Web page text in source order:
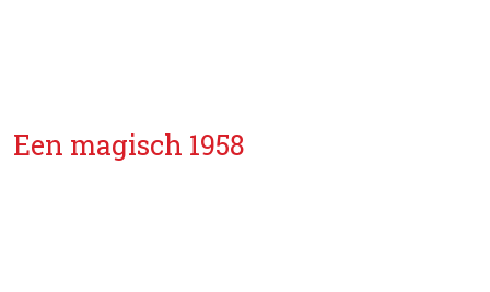
Een magisch 1958